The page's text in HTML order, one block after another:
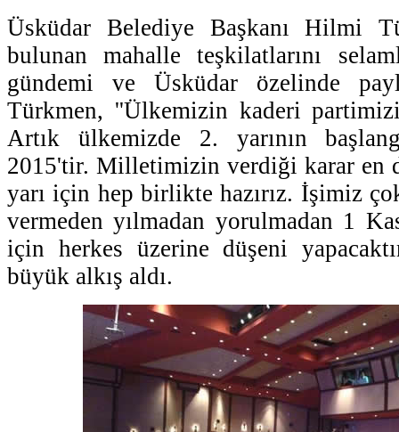
Üsküdar Belediye Başkanı Hilmi
bulunan mahalle teşkilatlarını
gündemi ve Üsküdar özelinde
Türkmen, ''Ülkemizin kaderi
Artık ülkemizde 2. yarının
2015'tir. Milletimizin verdiği karar en
yarı için hep birlikte hazırız. İşimiz
vermeden yılmadan yorulmadan 1
için herkes üzerine düşeni
büyük alkış aldı.